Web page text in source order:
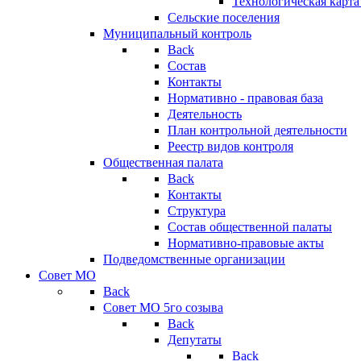
Сельские поселения
Муниципальный контроль
Back
Состав
Контакты
Нормативно - правовая база
Деятельность
План контрольной деятельности
Реестр видов контроля
Общественная палата
Back
Контакты
Структура
Состав общественной палаты
Нормативно-правовые акты
Подведомственные организации
Совет МО
Back
Совет МО 5го созыва
Back
Депутаты
Back